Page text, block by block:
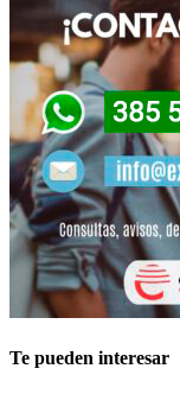
Te pueden interesar